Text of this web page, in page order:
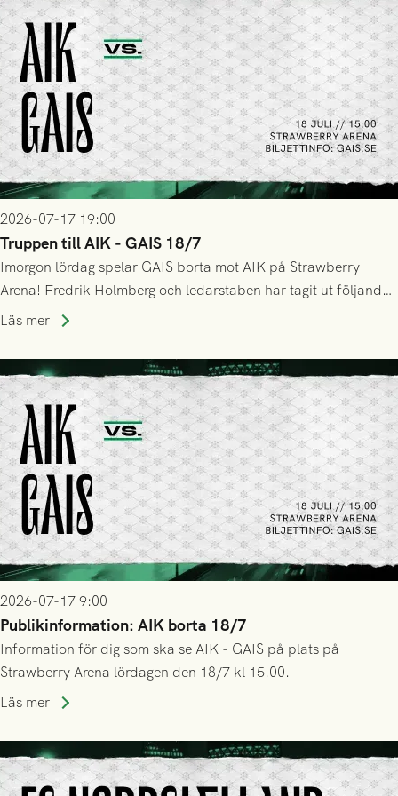
2026-07-17 19:00
Truppen till AIK - GAIS 18/7
Imorgon lördag spelar GAIS borta mot AIK på Strawberry
Arena! Fredrik Holmberg och ledarstaben har tagit ut följande
trupp till matchen:
Läs mer
2026-07-17 9:00
Publikinformation: AIK borta 18/7
Information för dig som ska se AIK - GAIS på plats på
Strawberry Arena lördagen den 18/7 kl 15.00.
Läs mer